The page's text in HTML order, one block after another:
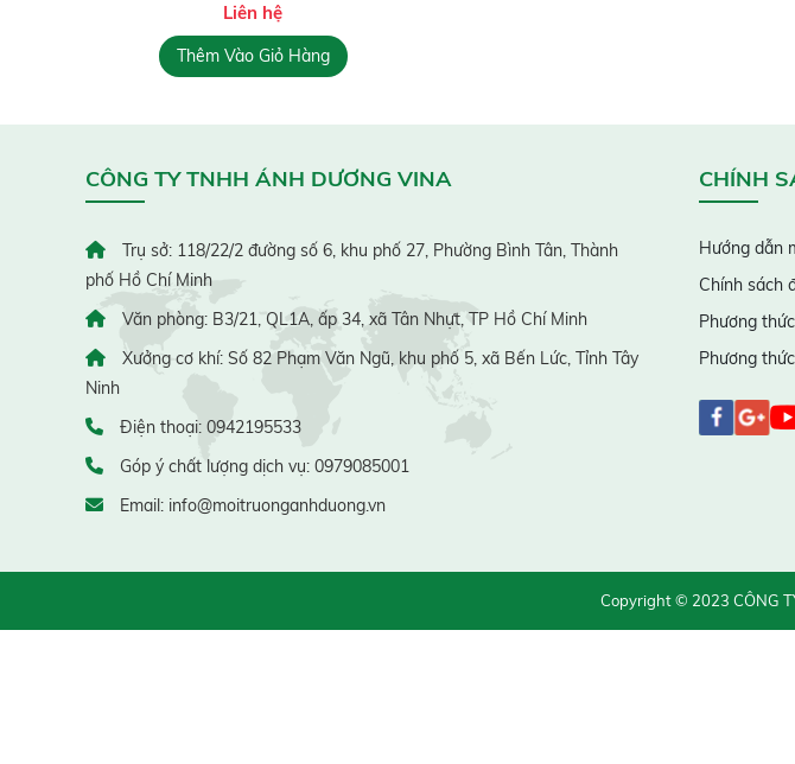
Liên hệ
Thêm Vào Giỏ Hàng
CÔNG TY TNHH ÁNH DƯƠNG VINA
Trụ sở: 118/22/2 đường số 6, khu phố 27, Phường Bình Tân, Thành
phố Hồ Chí Minh
Văn phòng: B3/21, QL1A, ấp 34, xã Tân Nhựt, TP Hồ Chí Minh
Xưởng cơ khí: Số 82 Phạm Văn Ngũ, khu phố 5, xã Bến Lức, Tỉnh Tây
Ninh
Điện thoại: 0942195533
Góp ý chất lượng dịch vụ: 0979085001
Email: info@moitruonganhduong.vn
CHÍNH
Hướng dẫn
Chính sách
Phương
Phương
Copyright © 2023 CÔNG